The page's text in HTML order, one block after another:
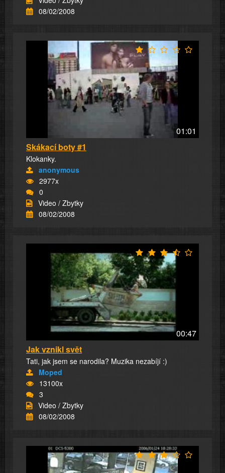
08/02/2008
01:01
Skákací boty #1
Klokanky.
anonymous
2977x
0
Video / Zbytky
08/02/2008
00:47
Jak vznikl svět
Tati, jak jsem se narodila? Muzika nezabíjí :)
Moped
13100x
3
Video / Zbytky
08/02/2008